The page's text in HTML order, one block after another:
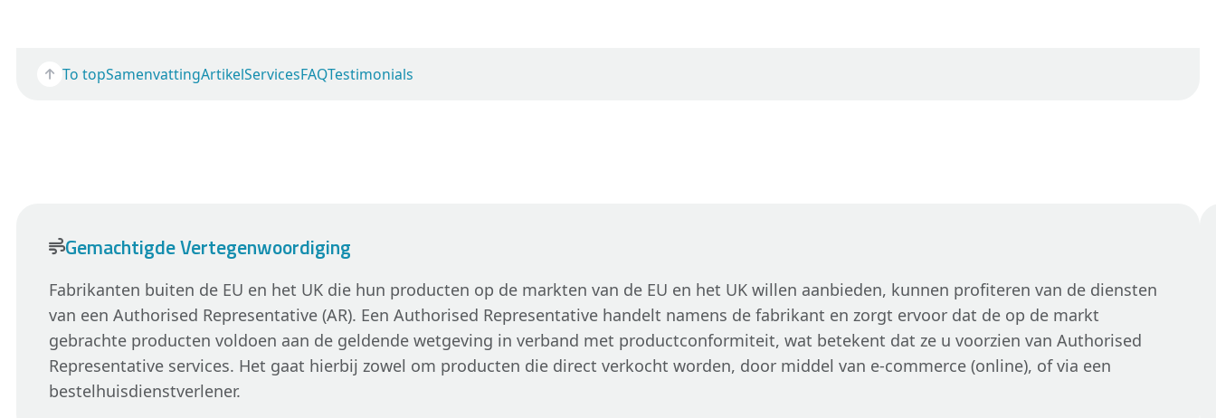
To topSamenvattingArtikelServicesFAQTestimonials
Gemachtigde Vertegenwoordiging
Fabrikanten buiten de EU en het UK die hun producten op de markten van de EU en het UK willen aanbieden, kunnen profiteren van de diensten
van een Authorised Representative (AR). Een Authorised Representative handelt namens de fabrikant en zorgt ervoor dat de op de markt
gebrachte producten voldoen aan de geldende wetgeving in verband met productconformiteit, wat betekent dat ze u voorzien van Authorised
Representative services. Het gaat hierbij zowel om producten die direct verkocht worden, door middel van e-commerce (online), of via een
bestelhuisdienstverlener.